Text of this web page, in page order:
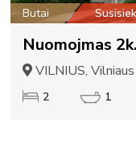
Butai
Nuomojmas
VILNIUS, Vilniaus
2 1